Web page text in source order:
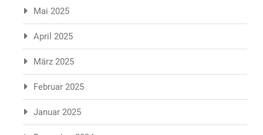
Mai 2025
April 2025
März 2025
Februar 2025
Januar 2025